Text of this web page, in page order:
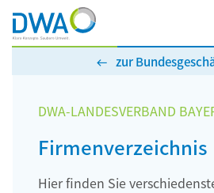
zur
DWA-LANDESVERBAND
Firmenverzeichnis
Hier finden Sie